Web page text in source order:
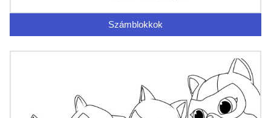
Számblokkok